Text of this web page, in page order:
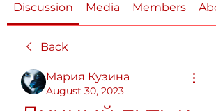
Discussion Media Members
Back
Мария Кузина
August 30, 2023